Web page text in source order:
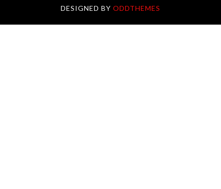
DESIGNED BY ODDTHEMES